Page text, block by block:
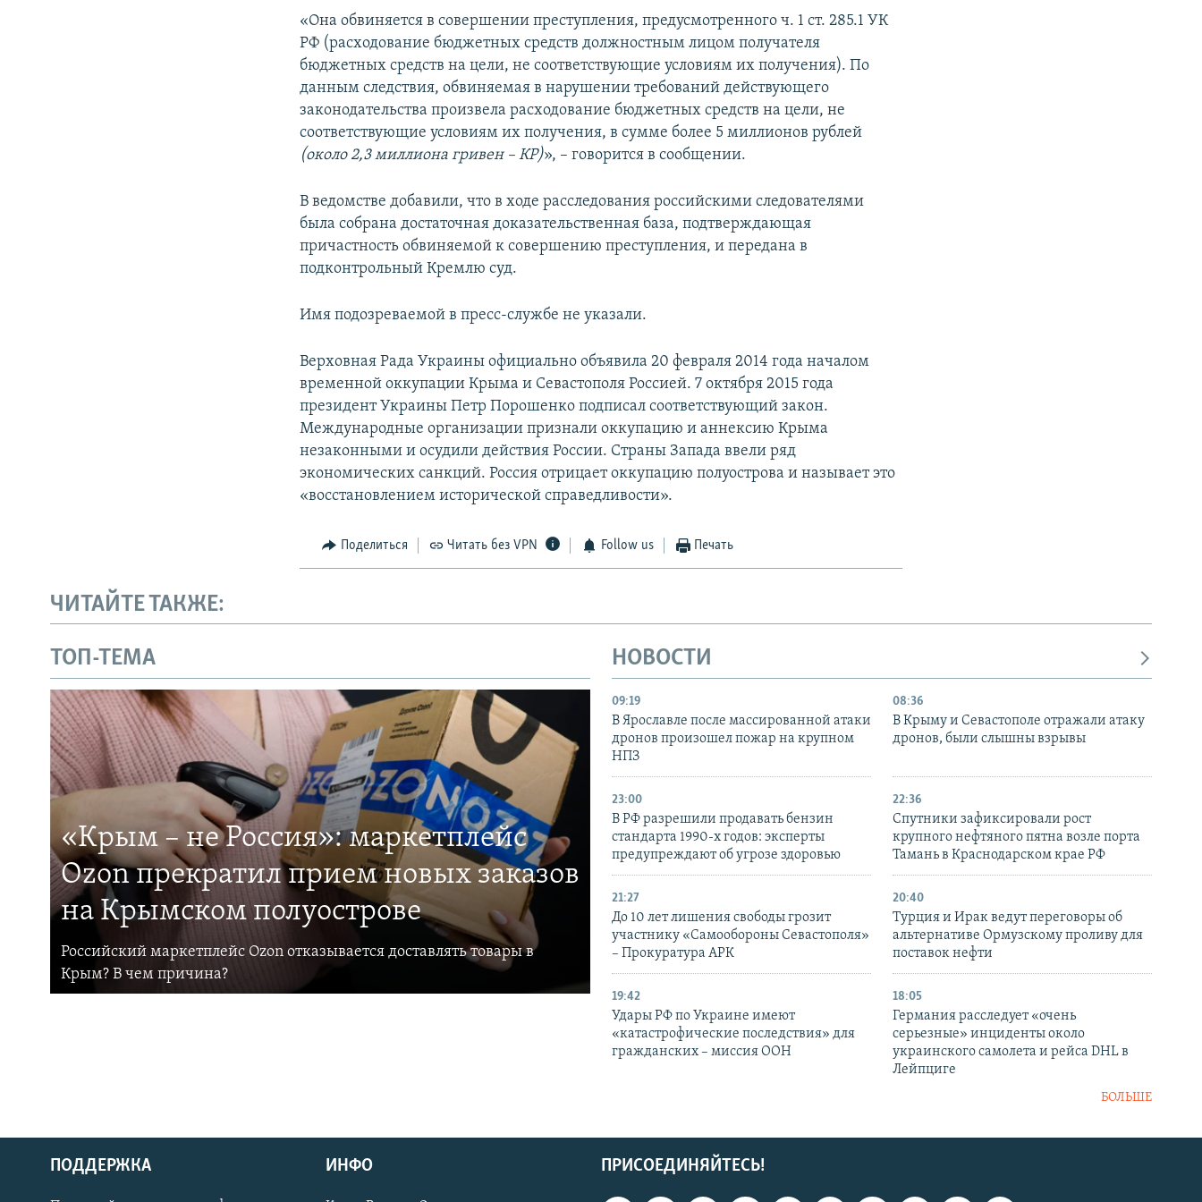
«Она обвиняется в совершении преступления, предусмотренного ч. 1 ст. 285.1 УК
РФ (расходование бюджетных средств должностным лицом получателя
бюджетных средств на цели, не соответствующие условиям их получения). По
данным следствия, обвиняемая в нарушении требований действующего
законодательства произвела расходование бюджетных средств на цели, не
соответствующие условиям их получения, в сумме более 5 миллионов рублей
(около 2,3 миллиона гривен – КР)», – говорится в сообщении.
В ведомстве добавили, что в ходе расследования российскими следователями
была собрана достаточная доказательственная база, подтверждающая
причастность обвиняемой к совершению преступления, и передана в
подконтрольный Кремлю суд.
Имя подозреваемой в пресс-службе не указали.
Верховная Рада Украины официально объявила 20 февраля 2014 года началом
временной оккупации Крыма и Севастополя Россией. 7 октября 2015 года
президент Украины Петр Порошенко подписал соответствующий закон.
Международные организации признали оккупацию и аннексию Крыма
незаконными и осудили действия России. Страны Запада ввели ряд
экономических санкций. Россия отрицает оккупацию полуострова и называет это
«восстановлением исторической справедливости».
Поделиться Читать без VPN Follow us Печать
ЧИТАЙТЕ ТАКЖЕ:
ТОП-ТЕМА
«Крым – не Россия»: маркетплейс
Ozon прекратил прием новых заказов
на Крымском полуострове
Российский маркетплейс Ozon отказывается доставлять товары в
Крым? В чем причина?
НОВОСТИ
09:19
В Ярославле после массированной атаки
дронов произошел пожар на крупном
НПЗ
08:36
В Крыму и Севастополе отражали атаку
дронов, были слышны взрывы
23:00
В РФ разрешили продавать бензин
стандарта 1990-х годов: эксперты
предупреждают об угрозе здоровью
22:36
Спутники зафиксировали рост
крупного нефтяного пятна возле порта
Тамань в Краснодарском крае РФ
21:27
До 10 лет лишения свободы грозит
участнику «Самообороны Севастополя»
– Прокуратура АРК
20:40
Турция и Ирак ведут переговоры об
альтернативе Ормузскому проливу для
поставок нефти
19:42
Удары РФ по Украине имеют
«катастрофические последствия» для
гражданских – миссия ООН
18:05
Германия расследует «очень
серьезные» инциденты около
украинского самолета и рейса DHL в
Лейпциге
БОЛЬШЕ
ПРИСОЕДИНЯЙТЕСЬ!
ПОДДЕРЖКА ИНФО